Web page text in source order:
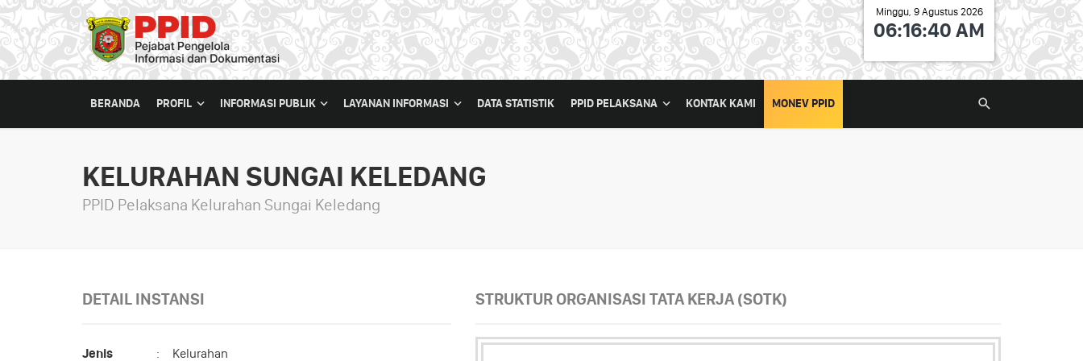
Minggu, 9 Agustus 2026
06:16:40 AM
BERANDA PROFIL INFORMASI PUBLIK LAYANAN INFORMASI DATA STATISTIK PPID PELAKSANA KONTAK KAMI MONEV PPID
KELURAHAN SUNGAI KELEDANG
PPID Pelaksana Kelurahan Sungai Keledang
DETAIL INSTANSI
Jenis : Kelurahan
STRUKTUR ORGANISASI TATA KERJA (SOTK)